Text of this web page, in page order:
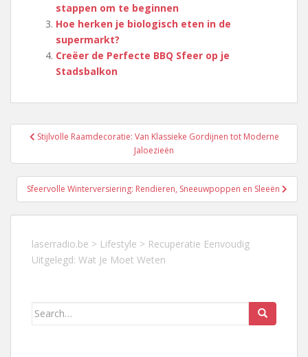
stappen om te beginnen
Hoe herken je biologisch eten in de
supermarkt?
Creëer de Perfecte BBQ Sfeer op je
Stadsbalkon
Berichtnavigatie
Stijlvolle Raamdecoratie: Van Klassieke Gordijnen tot Moderne
Jaloezieën
Sfeervolle Winterversiering: Rendieren, Sneeuwpoppen en Sleeën
laserradio.be > Lifestyle > Recuperatie Eenvoudig
Uitgelegd: Wat Je Moet Weten
Search